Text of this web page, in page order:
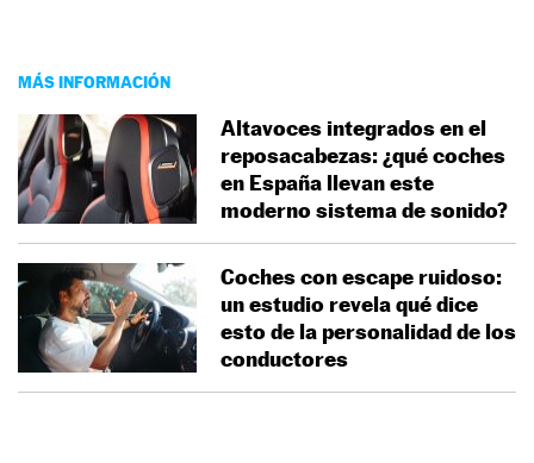
MÁS INFORMACIÓN
Altavoces integrados en el
reposacabezas: ¿qué coches
en España llevan este
moderno sistema de sonido?
Coches con escape ruidoso:
un estudio revela qué dice
esto de la personalidad de los
conductores